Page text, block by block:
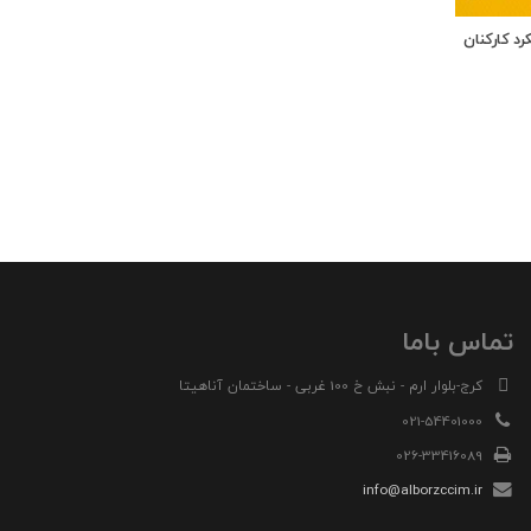
کارکنان
تماس باما
کرج-بلوار ارم - نبش خ 100 غربی - ساختمان آناهیتا
021-54401000
026-33416089
info@alborzccim.ir